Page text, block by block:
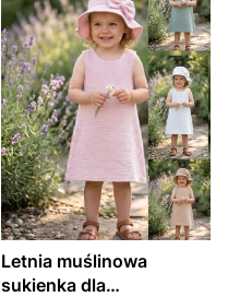
Letnia muślinowa
sukienka dla